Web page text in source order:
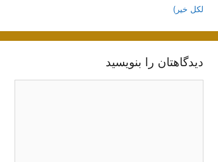
لکل خیر)
دیدگاهتان را بنویسید